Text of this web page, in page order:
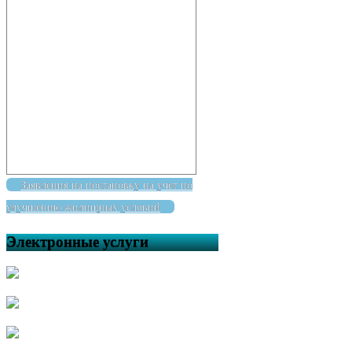
Заявления на постановку на учет по
улучшению жилищных условий
Электронные услуги